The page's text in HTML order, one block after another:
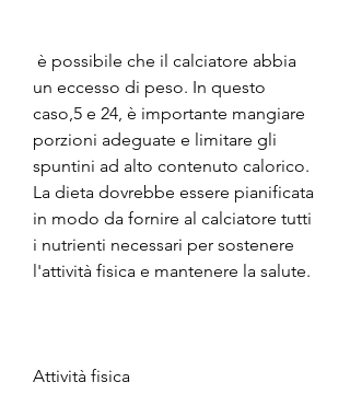
un eccesso di peso. In questo
caso,5 e 24, è importante mangiare
porzioni adeguate e limitare gli
spuntini ad alto contenuto calorico.
La dieta dovrebbe essere pianificata
in modo da fornire al calciatore tutti
i nutrienti necessari per sostenere
l'attività fisica e mantenere la salute.
Attività fisica